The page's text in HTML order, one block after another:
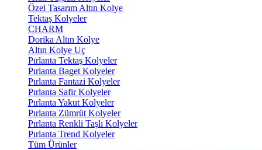
Özel Tasarım Altın Kolye
Tektaş Kolyeler
CHARM
Dorika Altın Kolye
Altın Kolye Uç
Pırlanta Tektaş Kolyeler
Pırlanta Baget Kolyeler
Pırlanta Fantazi Kolyeler
Pırlanta Safir Kolyeler
Pırlanta Yakut Kolyeler
Pırlanta Zümrüt Kolyeler
Pırlanta Renkli Taşlı Kolyeler
Pırlanta Trend Kolyeler
Tüm Ürünler